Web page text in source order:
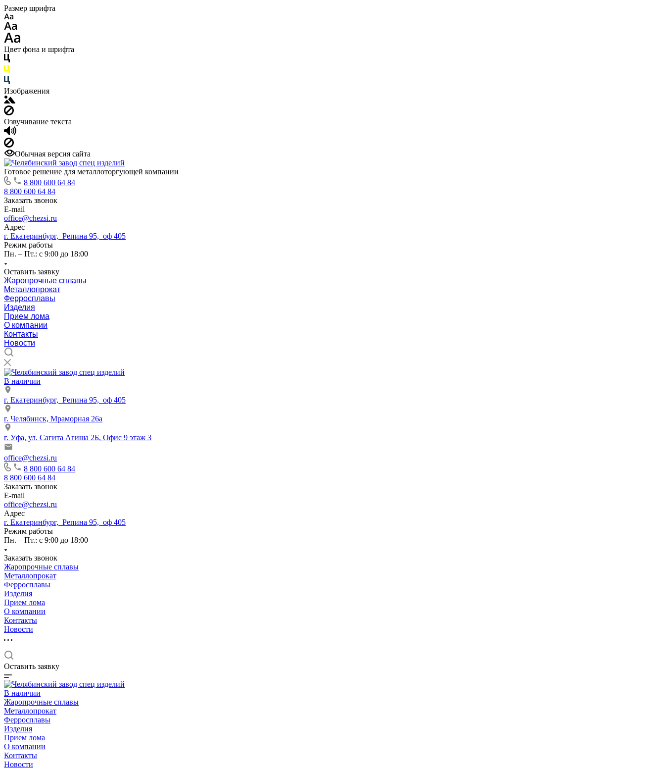
Размер шрифта
Цвет фона и шрифта
Изображения
Озвучивание текста
Обычная версия сайта
Готовое решение для металлоторгующей компании
8 800 600 64 84
8 800 600 64 84
Заказать звонок
E-mail
office@chezsi.ru
Адрес
г. Екатеринбург, Репина 95, оф 405
Режим работы
Пн. – Пт.: с 9:00 до 18:00
Оставить заявку
Жаропрочные сплавы
Металлопрокат
Ферросплавы
Изделия
Прием лома
О компании
Контакты
Новости
В наличии
г. Екатеринбург, Репина 95, оф 405
г. Челябинск, Мраморная 26а
г. Уфа, ул. Сагита Агиша 2Б, Офис 9 этаж 3
office@chezsi.ru
8 800 600 64 84
8 800 600 64 84
Заказать звонок
E-mail
office@chezsi.ru
Адрес
г. Екатеринбург, Репина 95, оф 405
Режим работы
Пн. – Пт.: с 9:00 до 18:00
Заказать звонок
Жаропрочные сплавы
Металлопрокат
Ферросплавы
Изделия
Прием лома
О компании
Контакты
Новости
Оставить заявку
В наличии
Жаропрочные сплавы
Металлопрокат
Ферросплавы
Изделия
Прием лома
О компании
Контакты
Новости